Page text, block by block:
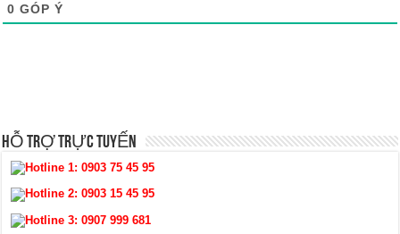
0 GÓP Ý
HỖ TRỢ TRỰC TUYẾN
Hotline 1:0903 75 45 95
Hotline 2:0903 15 45 95
Hotline 3:0907 999 681